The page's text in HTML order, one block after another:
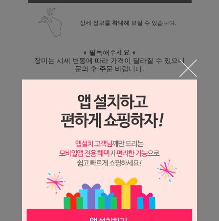
상세 정보를 확대해 보실 수 있습니다.
※ 필독해주세요 ※
장미는 시세 변동에 따라 가격이 달라질 수 있으니
문의 후 주문 바랍니다.